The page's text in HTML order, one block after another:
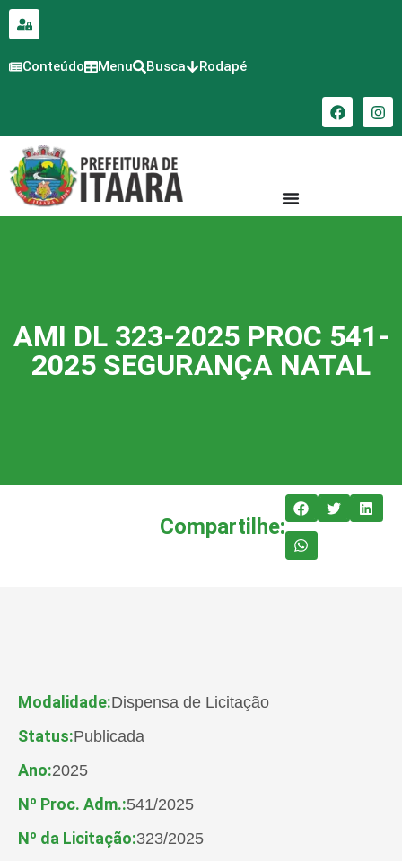
conteúdo
Conteúdo Menu Busca Rodapé
AMI DL 323-2025 PROC 541-
2025 SEGURANÇA NATAL
Compartilhe:
Modalidade:Dispensa de Licitação
Status:Publicada
Ano:2025
Nº Proc. Adm.:541/2025
Nº da Licitação:323/2025